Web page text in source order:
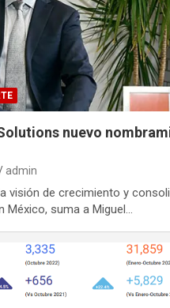
nuevo
admin
visión de crecimiento y
México, suma a Miguel…